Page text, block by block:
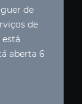
de
de
aberta 6